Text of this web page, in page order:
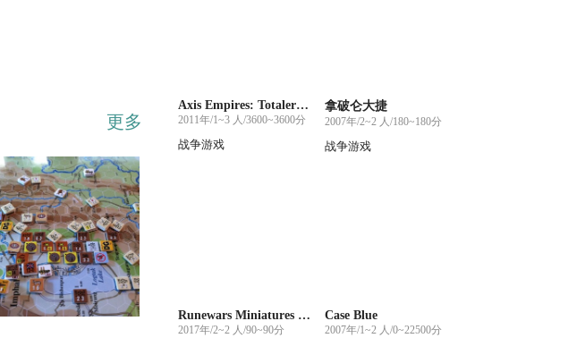
更多
Axis Empires: Totaler Krieg!
2011年/1~3 人/3600~3600分
战争游戏
拿破仑大捷
2007年/2~2 人/180~180分
战争游戏
Runewars Miniatures Game
2017年/2~2 人/90~90分
Case Blue
2007年/1~2 人/0~22500分